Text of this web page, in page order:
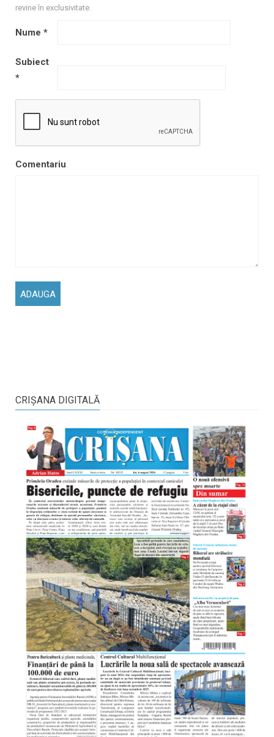
revine în exclusivitate.
Nume *
Subiect
*
Comentariu
CRIŞANA DIGITALĂ